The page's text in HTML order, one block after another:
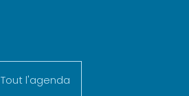
Tout l'agenda